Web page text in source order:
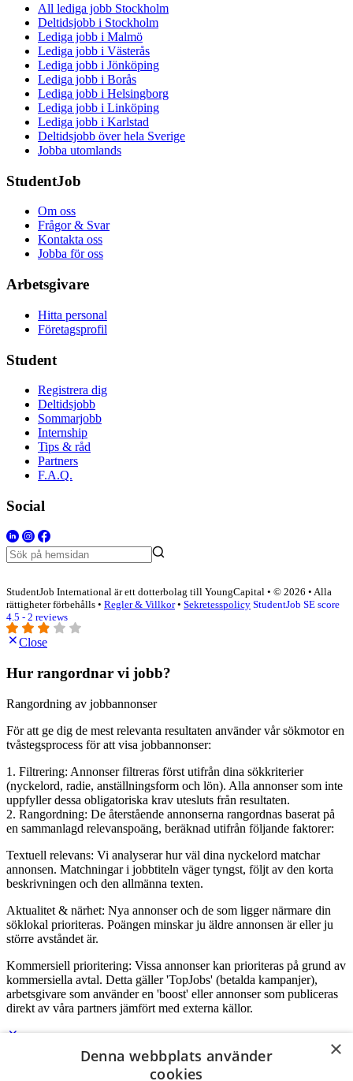
All lediga jobb Stockholm
Deltidsjobb i Stockholm
Lediga jobb i Malmö
Lediga jobb i Västerås
Lediga jobb i Jönköping
Lediga jobb i Borås
Lediga jobb i Helsingborg
Lediga jobb i Linköping
Lediga jobb i Karlstad
Deltidsjobb över hela Sverige
Jobba utomlands
StudentJob
Om oss
Frågor & Svar
Kontakta oss
Jobba för oss
Arbetsgivare
Hitta personal
Företagsprofil
Student
Registrera dig
Deltidsjobb
Sommarjobb
Internship
Tips & råd
Partners
F.A.Q.
Social
StudentJob International är ett dotterbolag till YoungCapital • © 2026 • Alla
rättigheter förbehålls • Regler & Villkor• Sekretesspolicy StudentJob SE score
4.5 - 2 reviews
Close
Hur rangordnar vi jobb?
Rangordning av jobbannonser
För att ge dig de mest relevanta resultaten använder vår sökmotor en
tvåstegsprocess för att visa jobbannonser:
1. Filtrering: Annonser filtreras först utifrån dina sökkriterier
(nyckelord, radie, anställningsform och lön). Alla annonser som inte
uppfyller dessa obligatoriska krav utesluts från resultaten.
2. Rangordning: De återstående annonserna rangordnas baserat på
en sammanlagd relevanspoäng, beräknad utifrån följande faktorer:
Textuell relevans: Vi analyserar hur väl dina nyckelord matchar
annonsen. Matchningar i jobbtiteln väger tyngst, följt av den korta
beskrivningen och den allmänna texten.
Aktualitet & närhet: Nya annonser och de som ligger närmare din
söklokal prioriteras. Poängen minskar ju äldre annonsen är eller ju
större avståndet är.
Kommersiell prioritering: Vissa annonser kan prioriteras på grund av
kommersiella avtal. Detta gäller 'TopJobs' (betalda kampanjer),
arbetsgivare som använder en 'boost' eller annonser som publiceras
direkt av våra partners jämfört med externa källor.
Logga in som företag
×
Denna webbplats använder
cookies